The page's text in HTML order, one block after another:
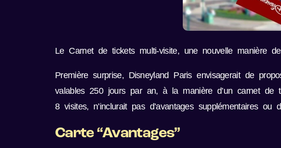
Le Carnet de tickets multi-visite, une nouvelle manière
Première surprise, Disneyland Paris envisagerait de
valables 250 jours par an, à la manière d’un carnet
8 visites, n’inclurait pas d’avantages supplémentaires
Carte “Avantages”